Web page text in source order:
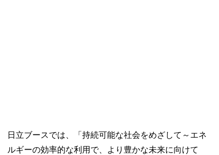
日立ブースでは、「持続可能な社会をめざして～エネ
ルギーの効率的な利用で、より豊かな未来に向けて